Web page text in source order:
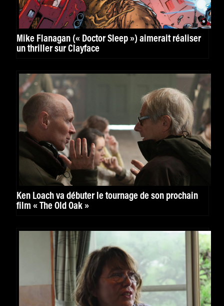
Mike Flanagan (« Doctor Sleep ») aimerait réaliser
un thriller sur Clayface
Ken Loach va débuter le tournage de son prochain
film « The Old Oak »